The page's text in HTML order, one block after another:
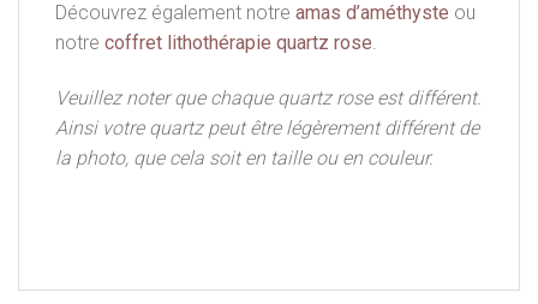
Découvrez également notre amas d’améthyste ou
notre coffret lithothérapie quartz rose.
Veuillez noter que chaque quartz rose est différent.
Ainsi votre quartz peut être légèrement différent de
la photo, que cela soit en taille ou en couleur.